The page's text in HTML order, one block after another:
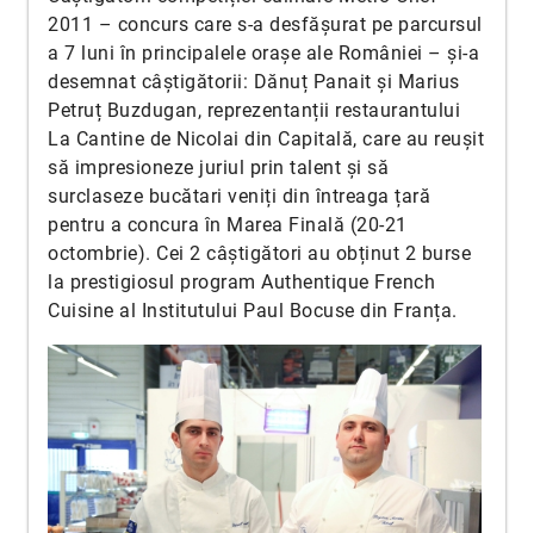
2011 – concurs care s-a desfășurat pe parcursul
a 7 luni în principalele orașe ale României – și-a
desemnat câștigătorii: Dănuț Panait și Marius
Petruț Buzdugan, reprezentanții restaurantului
La Cantine de Nicolai din Capitală, care au reușit
să impresioneze juriul prin talent și să
surclaseze bucătari veniți din întreaga țară
pentru a concura în Marea Finală (20-21
octombrie). Cei 2 câștigători au obținut 2 burse
la prestigiosul program Authentique French
Cuisine al Institutului Paul Bocuse din Franța.